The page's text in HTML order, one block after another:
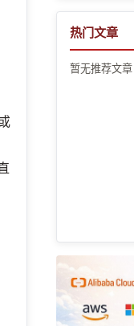
热门文章
暂无推荐文章